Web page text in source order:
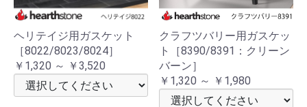
ヘリテイジ用ガスケット
［8022/8023/8024］
￥1,320 ～ ￥3,520
クラフツバリー用ガスケッ
ト［8390/8391：クリーン
バーン］
￥1,320 ～ ￥1,980